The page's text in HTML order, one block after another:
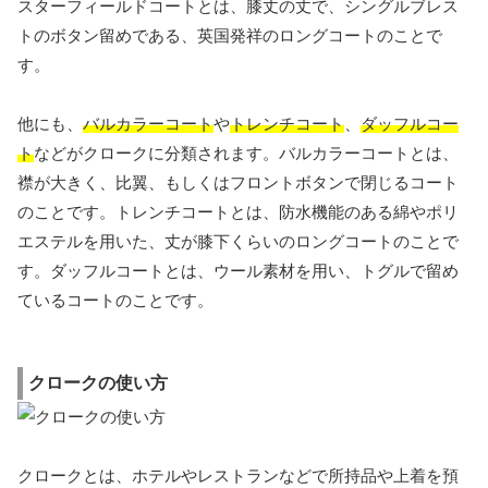
スターフィールドコートとは、膝丈の丈で、シングルブレス
トのボタン留めである、英国発祥のロングコートのことで
す。
他にも、 バルカラーコートやトレンチコート
ダッフルコー
トなどがクロークに分類されます。バルカラーコートとは、
襟が大きく、比翼、もしくはフロントボタンで閉じるコート
のことです。トレンチコートとは、防水機能のある綿やポリ
エステルを用いた、丈が膝下くらいのロングコートのことで
す。ダッフルコートとは、ウール素材を用い、トグルで留め
ているコートのことです。
クロークの使い方
クロークとは、ホテルやレストランなどで所持品や上着を預